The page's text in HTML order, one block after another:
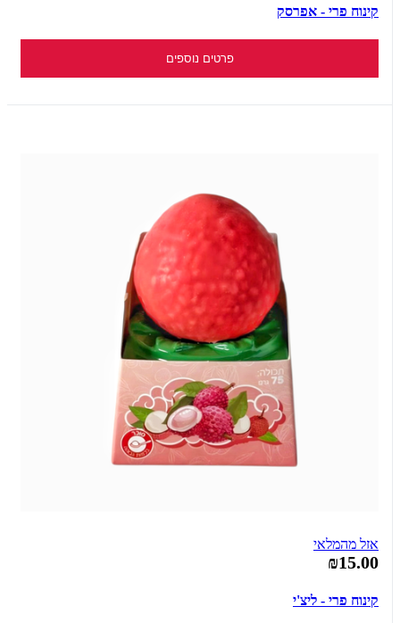
קינוח פרי - אפרסק
פרטים נוספים
אזל מהמלאי
₪15.00
קינוח פרי - ליצ'י